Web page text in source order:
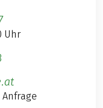
Uhr